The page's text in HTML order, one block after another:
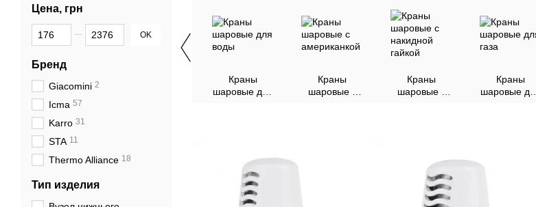
Краны
шаровые для
Краны
шаровые с
Краны
шаровые с
Краны
шаровые для
Цена, грн
От Цена, грн
До Цена, грн OK
Бренд
Giacomini 2
Icma 57
Karro 31
STA 11
Thermo Alliance 18
Тип изделия